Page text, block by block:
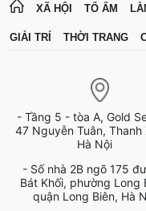
XÃ HỘI TỔ ẤM
GIẢI TRÍ THỜI TRANG
- Tầng 5 - tòa A, Gold
47 Nguyễn Tuân, Thanh
Hà Nội
- Số nhà 2B ngõ 175
Bát Khối, phường Long
quận Long Biên, Hà